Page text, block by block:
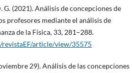
G. (2021). Análisis de concepciones de
profesores mediante el análisis de
de la Física, 33, 281–288.
article/view/35575
29). Análisis de las concepciones